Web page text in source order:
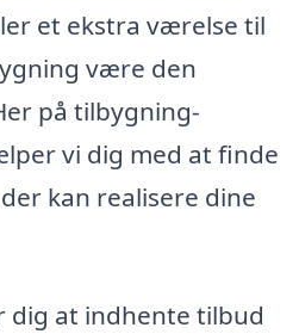
et ekstra værelse til
være den
på tilbygning-
vi dig med at finde
kan realisere dine
dig at indhente tilbud